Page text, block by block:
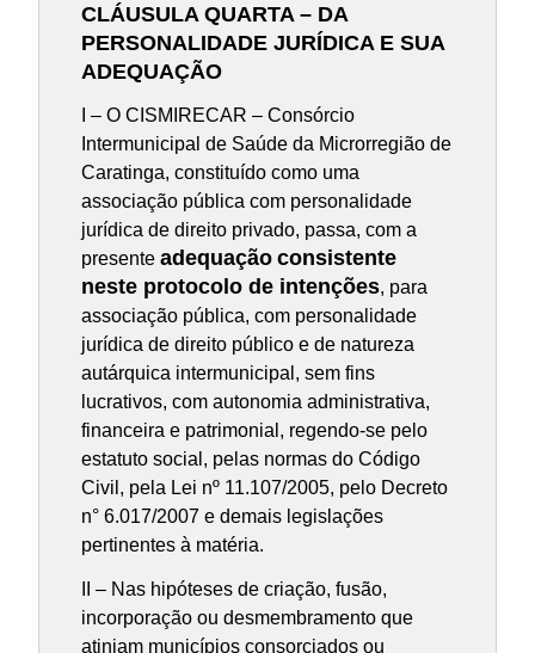
CLÁUSULA QUARTA – DA
PERSONALIDADE JURÍDICA E SUA
ADEQUAÇÃO
I – O CISMIRECAR – Consórcio
Intermunicipal de Saúde da Microrregião de
Caratinga, constituído como uma
associação pública com personalidade
jurídica de direito privado, passa, com a
presenteadequação consistente
neste protocolo de intenções, para
associação pública, com personalidade
jurídica de direito público e de natureza
autárquica intermunicipal, sem fins
lucrativos, com autonomia administrativa,
financeira e patrimonial, regendo-se pelo
estatuto social, pelas normas do Código
Civil, pela Lei nº 11.107/2005, pelo Decreto
n° 6.017/2007 e demais legislações
pertinentes à matéria.
II – Nas hipóteses de criação, fusão,
incorporação ou desmembramento que
atinjam municípios consorciados ou